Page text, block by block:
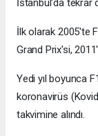
İlk olarak 2005'te
Grand Prix'si,
Yedi yıl boyunca
koronavirüs
takvimine alındı.